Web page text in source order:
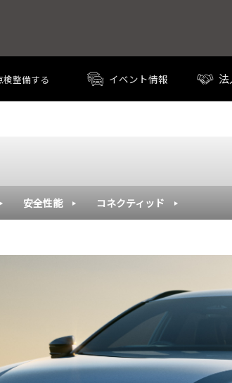
検整備する イベント情報 法
安全性能 コネクティッド